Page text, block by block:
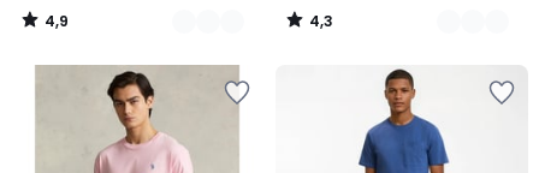
4,9
/
4,3
/